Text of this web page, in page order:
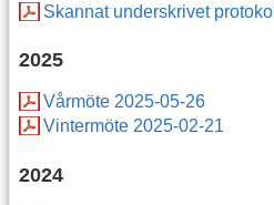
Skannat underskrivet protokoll
2025
Vårmöte 2025-05-26
Vintermöte 2025-02-21
2024